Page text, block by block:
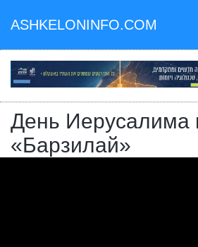
ASHKELONINFO.COM
День
«Барзилай»